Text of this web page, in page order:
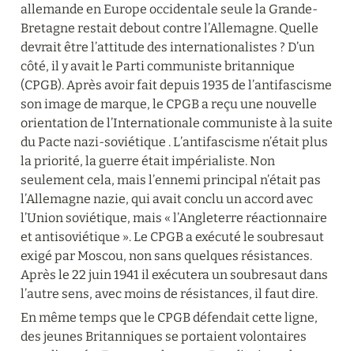
allemande en Europe occidentale seule la Grande-
Bretagne restait debout contre l’Allemagne. Quelle
devrait être l’attitude des internationalistes ? D’un
côté, il y avait le Parti communiste britannique
(CPGB). Après avoir fait depuis 1935 de l’antifascisme
son image de marque, le CPGB a reçu une nouvelle
orientation de l’Internationale communiste à la suite
du Pacte nazi-soviétique . L’antifascisme n’était plus
la priorité, la guerre était impérialiste. Non
seulement cela, mais l’ennemi principal n’était pas
l’Allemagne nazie, qui avait conclu un accord avec
l’Union soviétique, mais « l’Angleterre réactionnaire
et antisoviétique ». Le CPGB a exécuté le soubresaut
exigé par Moscou, non sans quelques résistances.
Après le 22 juin 1941 il exécutera un soubresaut dans
l’autre sens, avec moins de résistances, il faut dire.
En même temps que le CPGB défendait cette ligne,
des jeunes Britanniques se portaient volontaires